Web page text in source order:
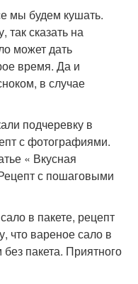
мы будем кушать.
так сказать на
может дать
время. Да и
в случае
подчеревку в
с фотографиями.
« Вкусная
с пошаговыми
в пакете, рецепт
что вареное сало в
пакета. Приятного